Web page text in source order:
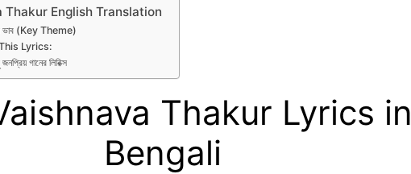
Thakur English Translation
ভাব (Key Theme)
Lyrics:
গানের লিরিক্স
Thakur Lyrics in
Bengali